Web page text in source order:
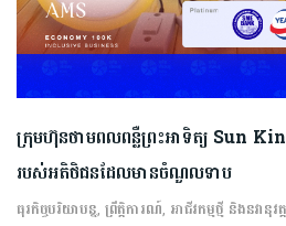
ក្រុមហ៊ុនថាមពលពន្លឺព្រះអាទិត្យ Sun
របស់អតិថិជនដែលមានចំណួលទាប
ធុរកិច្ចបរិយាបន្ន, ព្រឹត្តិការណ៍, អាជីវកម្មថ្មី និងនវានុវត្ត